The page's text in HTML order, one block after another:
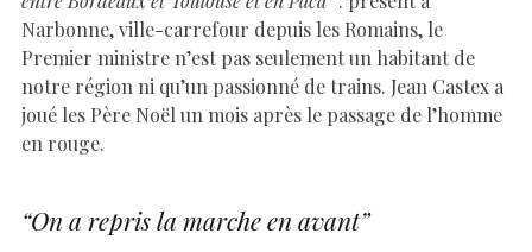
Narbonne, ville-carrefour depuis les Romains, le
Premier ministre n’est pas seulement un habitant de
notre région ni qu’un passionné de trains. Jean Castex a
joué les Père Noël un mois après le passage de l’homme
en rouge.
“On a repris la marche en avant”